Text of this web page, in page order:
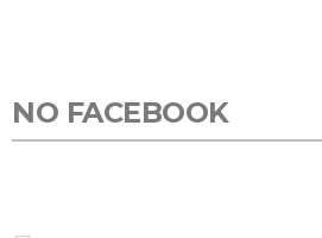
NO FACEBOOK